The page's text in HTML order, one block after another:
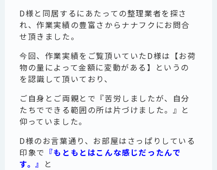
D様と同居するにあたっての整理業者を探さ
れ、作業実績の豊富さからナナフクにお問合
せ頂きました。
今回、作業実績をご覧頂いていたD様は【お荷
物の量によって金額に変動がある】というの
を認識して頂いており、
ご自身とご両親とで『苦労しましたが、自分
たちでできる範囲の所は片づけました。』と
仰っていました。
D様のお言葉通り、お部屋はさっぱりしている
印象で 『もともとはこんな感じだったんで
す。』
と